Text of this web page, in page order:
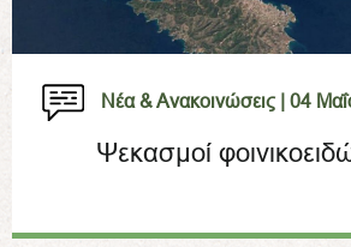
Νέα & Ανακοινώσεις | 04
Ψεκασμοί